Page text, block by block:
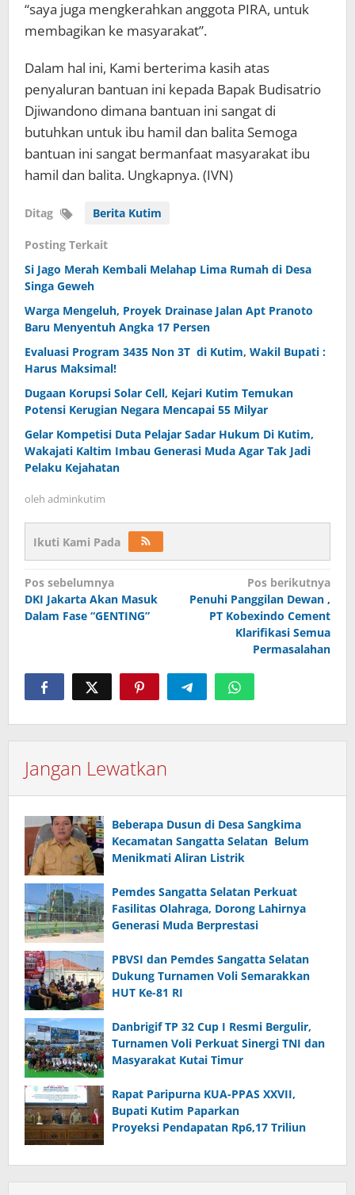
“saya juga mengkerahkan anggota PIRA, untuk
membagikan ke masyarakat”.
Dalam hal ini, Kami berterima kasih atas
penyaluran bantuan ini kepada Bapak Budisatrio
Djiwandono dimana bantuan ini sangat di
butuhkan untuk ibu hamil dan balita Semoga
bantuan ini sangat bermanfaat masyarakat ibu
hamil dan balita. Ungkapnya. (IVN)
Ditag Berita Kutim
Posting Terkait
Si Jago Merah Kembali Melahap Lima Rumah di Desa
Singa Geweh
Warga Mengeluh, Proyek Drainase Jalan Apt Pranoto
Baru Menyentuh Angka 17 Persen
Evaluasi Program 3435 Non 3T di Kutim, Wakil Bupati :
Harus Maksimal!
Dugaan Korupsi Solar Cell, Kejari Kutim Temukan
Potensi Kerugian Negara Mencapai 55 Milyar
Gelar Kompetisi Duta Pelajar Sadar Hukum Di Kutim,
Wakajati Kaltim Imbau Generasi Muda Agar Tak Jadi
Pelaku Kejahatan
oleh adminkutim
Ikuti Kami Pada
Navigasi
pos
Pos sebelumnya
DKI Jakarta Akan Masuk
Dalam Fase “GENTING”
Pos berikutnya
Penuhi Panggilan Dewan ,
PT Kobexindo Cement
Klarifikasi Semua
Permasalahan
Jangan Lewatkan
Beberapa Dusun di Desa Sangkima
Kecamatan Sangatta Selatan Belum
Menikmati Aliran Listrik
Pemdes Sangatta Selatan Perkuat
Fasilitas Olahraga, Dorong Lahirnya
Generasi Muda Berprestasi
PBVSI dan Pemdes Sangatta Selatan
Dukung Turnamen Voli Semarakkan
HUT Ke-81 RI
Danbrigif TP 32 Cup I Resmi Bergulir,
Turnamen Voli Perkuat Sinergi TNI dan
Masyarakat Kutai Timur
Rapat Paripurna KUA-PPAS XXVII,
Bupati Kutim Paparkan
Proyeksi Pendapatan Rp6,17 Triliun